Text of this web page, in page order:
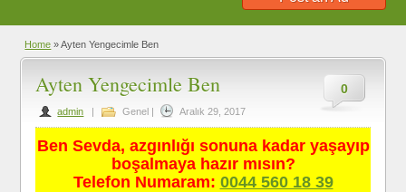
Home » Ayten Yengecimle Ben
0
Ayten Yengecimle Ben
admin | Genel | Aralık 29, 2017
Ben Sevda, azgınlığı sonuna kadar yaşayıp
boşalmaya hazır mısın?
Telefon Numaram: 0044 560 18 39